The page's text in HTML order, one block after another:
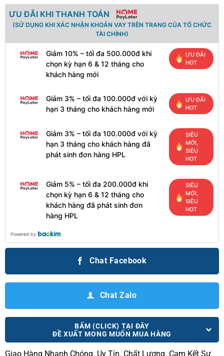
ƯU ĐÃI KHI THANH TOÁN
(SỬ DỤNG KHI XÁC NHẬN KHOẢN VAY TRÊN TRANG CỦA TỔ CHỨC
TÀI CHÍNH)
Giảm 10% – tối đa 500.000đ khi
chọn kỳ hạn 6 & 12 tháng cho
khách hàng mới
ƯU ĐÃI
HOT
Giảm 3% – tối đa 100.000đ với kỳ
hạn 3 tháng cho khách hàng mới
ƯU ĐÃI
HOT
Giảm 3% – tối đa 100.000đ với kỳ
hạn 3 tháng cho khách hàng đã
phát sinh đơn hàng HPL
SIÊU
MỚI,
SIÊU
HOT
Giảm 5% – tối đa 200.000đ khi
chọn kỳ hạn 6 & 12 tháng cho
khách hàng đã phát sinh đơn
hàng HPL
SIÊU
MỚI,
SIÊU
HOT
Powered by
Chat Facebook
Chat Zalo
BẤM (CLICK) TẠI ĐÂY
ĐỀ XUẤT MONG MUỐN MUA HÀNG
Giao Hàng Nhanh Chóng. Uy Tín. Chất Lượng. Cam Kết Sự